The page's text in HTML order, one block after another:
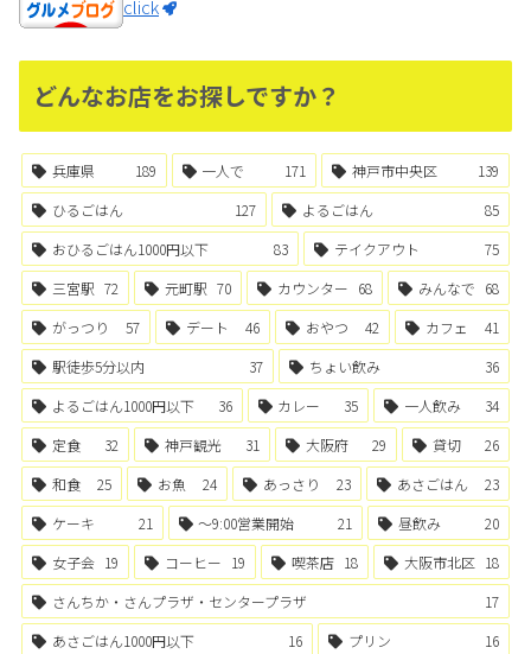
click
どんなお店をお探しですか？
兵庫県 189 一人で 171 神戸市中央区
139
ひるごはん
127 よるごはん
85
おひるごはん1000円以下
83 テイクアウト
75
三宮駅 72 元町駅 70 カウンター 68 みんなで 68
がっつり
57 デート 46 おやつ 42 カフェ
41
駅徒歩5分以内
37 ちょい飲み
36
よるごはん1000円以下
36 カレー 35 一人飲み
34
定食
32 神戸観光 31 大阪府 29 貸切
26
和食
25 お魚 24 あっさり 23 あさごはん
23
ケーキ
21 〜9:00営業開始 21 昼飲み
20
女子会 19 コーヒー 19 喫茶店 18 大阪市北区 18
さんちか・さんプラザ・センタープラザ
17
あさごはん1000円以下
16 プリン
16